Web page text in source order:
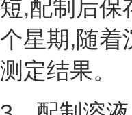
短,配制后保
个星期,随着
测定结果。